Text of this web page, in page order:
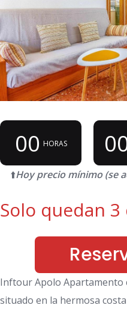
00 HORAS
⬆️Hoy precio mínimo (se
Solo quedan
Inftour Apolo Apartamento
situado en la hermosa